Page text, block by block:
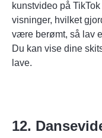
kunstvideo på
visninger, hvilket
være berømt, så lav
Du kan vise dine
lave.
12.